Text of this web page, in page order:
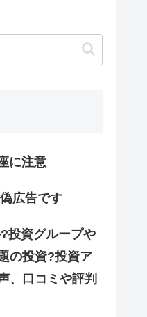
に注意
広告です
投資グループや
の投資?投資ア
、口コミや評判